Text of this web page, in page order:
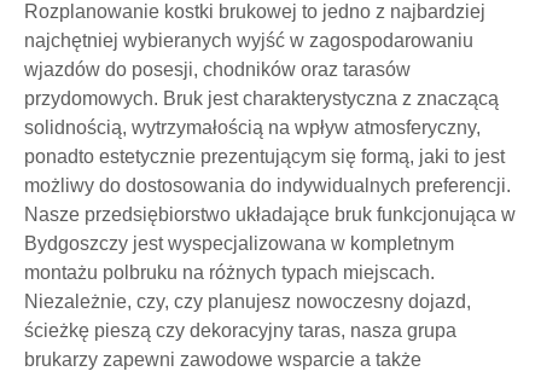
Rozplanowanie kostki brukowej to jedno z najbardziej
najchętniej wybieranych wyjść w zagospodarowaniu
wjazdów do posesji, chodników oraz tarasów
przydomowych. Bruk jest charakterystyczna z znaczącą
solidnością, wytrzymałością na wpływ atmosferyczny,
ponadto estetycznie prezentującym się formą, jaki to jest
możliwy do dostosowania do indywidualnych preferencji.
Nasze przedsiębiorstwo układające bruk funkcjonująca w
Bydgoszczy jest wyspecjalizowana w kompletnym
montażu polbruku na różnych typach miejscach.
Niezależnie, czy, czy planujesz nowoczesny dojazd,
ścieżkę pieszą czy dekoracyjny taras, nasza grupa
brukarzy zapewni zawodowe wsparcie a także